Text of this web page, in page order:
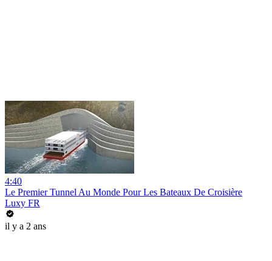
4:40
Le Premier Tunnel Au Monde Pour Les Bateaux De Croisière
Luxy FR
il y a 2 ans